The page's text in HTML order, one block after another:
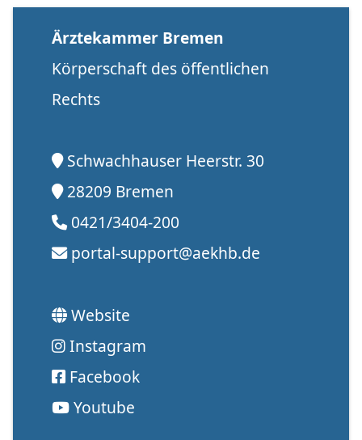
Ärztekammer Bremen
Körperschaft des öffentlichen
Rechts
Schwachhauser Heerstr. 30
28209 Bremen
0421/3404-200
portal-support@aekhb.de
Website
Instagram
Facebook
Youtube